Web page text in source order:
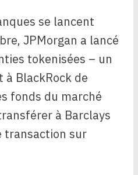
se lancent
JPMorgan a lancé
tokenisées – un
BlackRock de
fonds du marché
à Barclays
transaction sur